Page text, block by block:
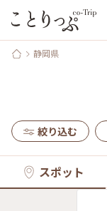
静岡県
絞り込む
スポット